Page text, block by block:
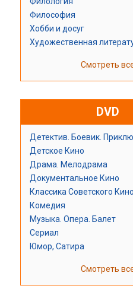
Философия
Хобби и досуг
Художественная
Смотреть
DVD
Детектив. Боевик.
Детское Кино
Драма. Мелодрама
Документальное Кино
Классика Советского Кино
Комедия
Музыка. Опера. Балет
Сериал
Юмор, Сатира
Смотреть